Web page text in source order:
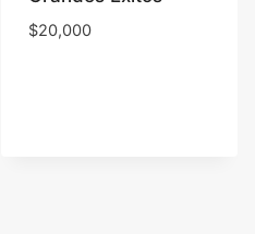
$20,000